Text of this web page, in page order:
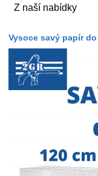
Z naší nabídky
Vysoce savý papír